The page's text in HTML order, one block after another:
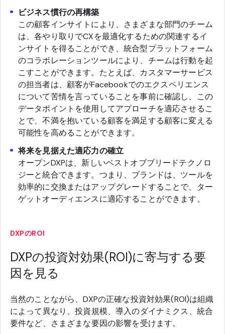
ビジネス慣行の再構築
この顧客インサイトにより、さまざまな部門のチーム
は、各やり取りでCXを最適化するための関連するイ
ンサイトを得ることができ、統合型プラットフォーム
のコラボレーションツールにより、チームは行動を起
こすことができます。たとえば、カスタマーサービス
の担当者は、顧客がFacebookでのエクスペリエンス
について苦情を言っていることを事前に確認し、この
データポイントを使用してアプローチを適応させるこ
とで、不満を抱いている顧客を満足する顧客に変える
可能性を高めることができます。
将来を見据えた適応力の確立
オープンDXPは、新しいベストオブブリードテクノロ
ジーと統合できます。つまり、ブランドは、ツールを
効率的に交換またはアップグレードすることで、ター
ゲットオーディエンスに適応することができます。
DXPのROI
DXPの投資対効果(ROI)に寄与する要
因を見る
当然のことながら、DXPの正確な投資対効果(ROI)は組織
によって異なり、投資規模、導入のダイナミクス、統合
要件など、さまざまな要因の影響を受けます。